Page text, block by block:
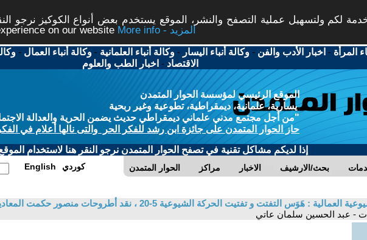
لكم ولتسهيل عملية التصفح والنشر، الموقع يستخدم بعض أنواع الكوكيز نرجو
on our website
More info - المزيد
المرأة - اخبار الأدب والفن -وكالة أنباء اليسار -وكالة أنباء العلمانية -وكالة أنباء العمال -
الاقتصاد - اخبار الطب والعلوم
الموقع الرئيسي لمؤسسة الحوار المتمدن
يسارية، علمانية، ديمقراطية، تطوعية وغير ربحية
"من أجل مجتمع مدني علماني ديمقراطي حديث يضمن الحرية والعدالة
حاز الحوار المتمدن على جائزة ابن رشد للفكر الحر والتى نالها أعلام في
إذا لديكم مشاكل تقنية في تصفح الحوار المتمدن نرجو النقر هنا لاستخدام
الحوار المتمدن مراكز الاخبار بحث/الارشيف English كوردي
العمالية : هَوَس التفتت و تفتيت الحركة الشيوعية 5-20 ، نقد أطروحات منصور حكمت المعادية للماركسية / حسين علوان حسين
- عبد الحسين سلمان عاتي